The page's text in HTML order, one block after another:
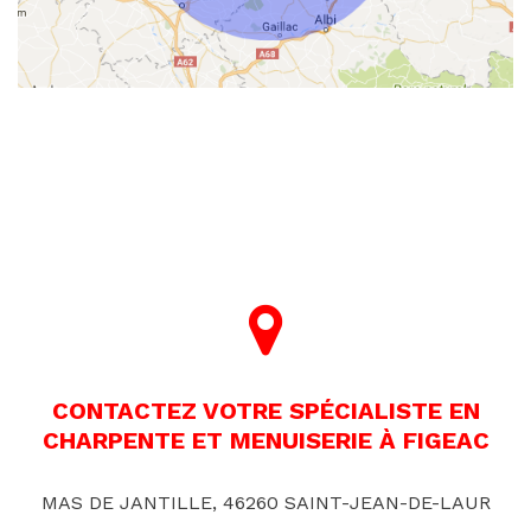
CONTACTEZ VOTRE SPÉCIALISTE EN
CHARPENTE ET MENUISERIE À FIGEAC
MAS DE JANTILLE, 46260 SAINT-JEAN-DE-LAUR